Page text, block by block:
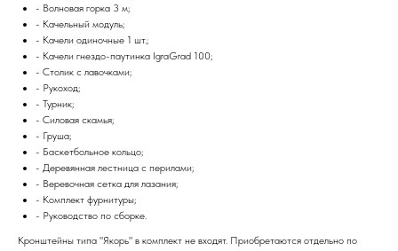
- Волновая горка 3 м;
- Качельный модуль;
- Качели одиночные 1 шт.;
- Качели гнездо-паутинка IgraGrad 100;
- Столик с лавочками;
- Рукоход;
- Турник;
- Силовая скамья;
- Груша;
- Баскетбольное кольцо;
- Деревянная лестница с перилами;
- Веревочная сетка для лазания;
- Комплект фурнитуры;
- Руководство по сборке.
Кронштейны типа "Якорь" в комплект не входят. Приобретаются отдельно по